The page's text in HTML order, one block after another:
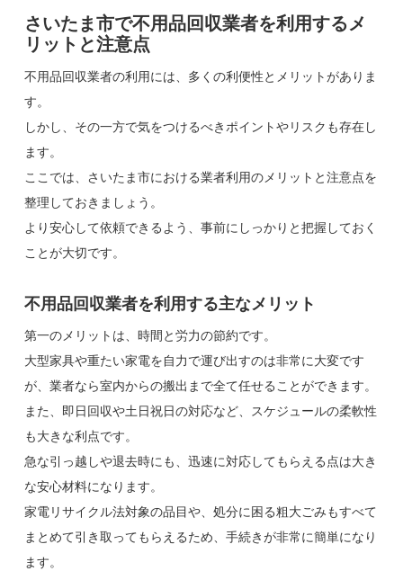
さいたま市で不用品回収業者を利用するメ
リットと注意点
不用品回収業者の利用には、多くの利便性とメリットがありま
す。
しかし、その一方で気をつけるべきポイントやリスクも存在し
ます。
ここでは、さいたま市における業者利用のメリットと注意点を
整理しておきましょう。
より安心して依頼できるよう、事前にしっかりと把握しておく
ことが大切です。
不用品回収業者を利用する主なメリット
第一のメリットは、時間と労力の節約です。
大型家具や重たい家電を自力で運び出すのは非常に大変です
が、業者なら室内からの搬出まで全て任せることができます。
また、即日回収や土日祝日の対応など、スケジュールの柔軟性
も大きな利点です。
急な引っ越しや退去時にも、迅速に対応してもらえる点は大き
な安心材料になります。
家電リサイクル法対象の品目や、処分に困る粗大ごみもすべて
まとめて引き取ってもらえるため、手続きが非常に簡単になり
ます。